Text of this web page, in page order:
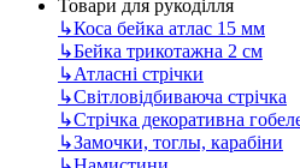
Товари для рукоділля
↳Коса бейка атлас 15 мм
↳Бейка трикотажна 2 см
↳Атласні стрічки
↳Світловідбиваюча стрічка
↳Стрічка декоративна
↳Замочки, тоглы, карабіни